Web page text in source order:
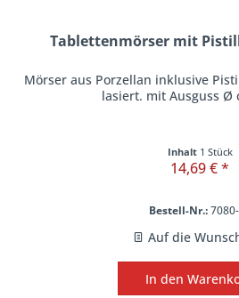
Tablettenmörser mit
Mörser aus Porzellan inklusive
lasiert. mit Ausguss Ø
Inhalt 1 Stück
14,69 € *
Bestell-Nr.:
Auf die
In den